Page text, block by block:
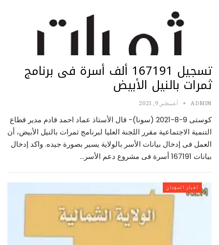
تسجيل 167191 ألف أسرة فى برنامج
ثمرات بالنيل الأبيض
ADMIN أغسطس 9, 2021
كوستى 9-8-2021 (سونا)- قال الأستاذ عماد احمد قادم مدير قطاع
التنمية الاجتماعية مقرر اللجنة العليا لبرنامج ثمرات بالنيل الأبيض، أن
العمل فى إدخال بيانات الأسر بالولاية يسير بصورة جيده. واكد إدخال
بيانات 167191 أسرة فى مشروع دعم الأسر…
اخبار السودان